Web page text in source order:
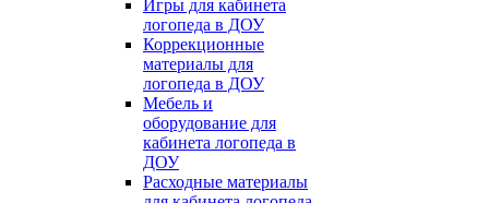
Игры для кабинета
логопеда в ДОУ
Коррекционные
материалы для
логопеда в ДОУ
Мебель и
оборудование для
кабинета логопеда в
ДОУ
Расходные материалы